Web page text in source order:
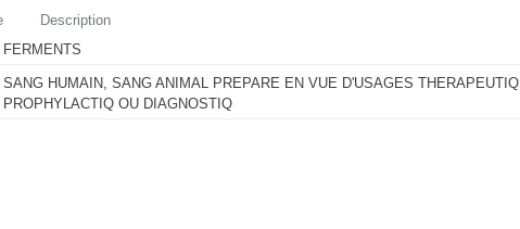
Description
FERMENTS
SANG HUMAIN, SANG ANIMAL PREPARE EN VUE D'USAGES THERAPEUTIQ
PROPHYLACTIQ OU DIAGNOSTIQ